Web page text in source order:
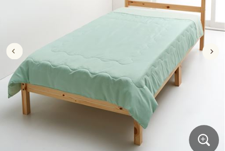
寝具・ベッド
カーテン・ラグ・ファブリック
美容・健康・サプリメント
制服・スクールすべて
制服・学生服
ジュニア・ティーンズ下着
大きいサイズ
大きいサイズ通販すべて
大きいサイズ レディース服
大きいサイズ レディース下着
バーゲン
バーゲンセール
シークレットセール
詳細検索
商品カテゴリ一覧
カーテン・ラグ・ファブリック
ジュニア・ティーンズ下着
大きいサイズ通販すべて
大きいサイズ レディース服
大きいサイズ レディース下着
大きいサイズ メンズ
大きいサイズ 事務・制服
バーゲンセール
シークレットセール
詳細検索
商品カテゴリ一覧
カタログ
カタログ・チラシからのご注文